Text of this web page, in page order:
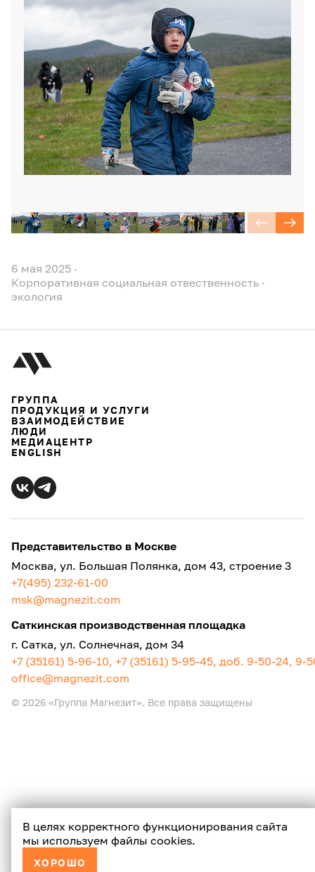
6 мая 2025 ·
Корпоративная социальная отвественность ·
экология
В целях корректного функционирования сайта
мы используем файлы cookies.
ХОРОШО
ГРУППА
ПРОДУКЦИЯ И УСЛУГИ
ВЗАИМОДЕЙСТВИЕ
ЛЮДИ
МЕДИАЦЕНТР
ENGLISH
Представительство в Москве
Москва, ул. Большая Полянка, дом 43, строение 3
+7(495) 232-61-00
msk@magnezit.com
Саткинская производственная площадка
г. Сатка, ул. Солнечная, дом 34
+7 (35161) 5-96-10, +7 (35161) 5-95-45, доб. 9-50-24, 9-
office@magnezit.com
© 2026 «Группа Магнезит». Все права защищены